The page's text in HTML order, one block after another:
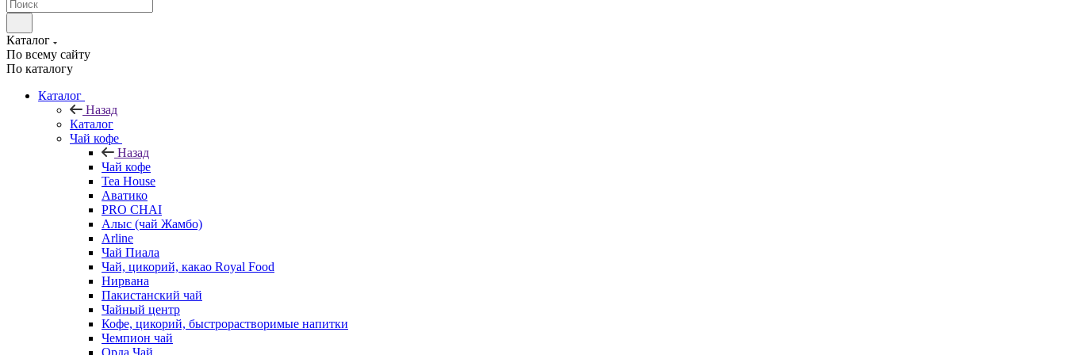
Каталог
По всему сайту
По каталогу
Каталог
Назад
Каталог
Чай кофе
Назад
Чай кофе
Tea House
Аватико
PRO CHAI
Алыс (чай Жамбо)
Arline
Чай Пиала
Чай, цикорий, какао Royal Food
Нирвана
Пакистанский чай
Чайный центр
Кофе, цикорий, быстрорастворимые напитки
Чемпион чай
Орда Чай